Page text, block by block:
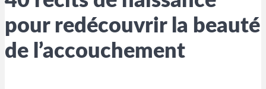
pour redécouvrir la beauté
de l’accouchement